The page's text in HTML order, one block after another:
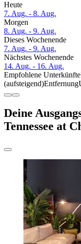
Heute
7. Aug. - 8. Aug.
Morgen
8. Aug. - 9. Aug.
Dieses Wochenende
7. Aug. - 9. Aug.
Nächstes Wochenende
14. Aug. - 16. Aug.
Empfohlene Unterkünfte
(aufsteigend)Entfernung
Deine
Tennessee at